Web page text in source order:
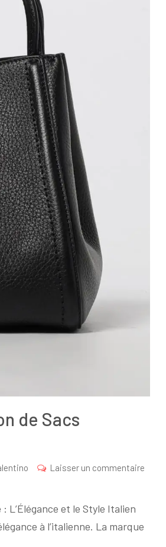
de Sacs
Laisser un commentaire
L’Élégance et le Style Italien
à l’italienne. La marque